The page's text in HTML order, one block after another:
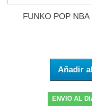
FUNKO POP
Añadir
ENVIO AL